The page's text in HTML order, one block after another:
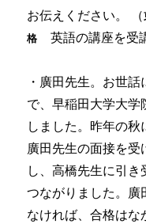
お伝えください。 （
格
英語の講座を受
・廣田先生。お世
で、早稲田大学大学
しました。昨年の秋
廣田先生の面接を受
し、高橋先生に引
つながりました。廣
なければ、合格は